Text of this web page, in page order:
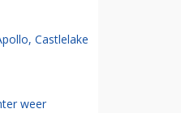
Castlelake
weer